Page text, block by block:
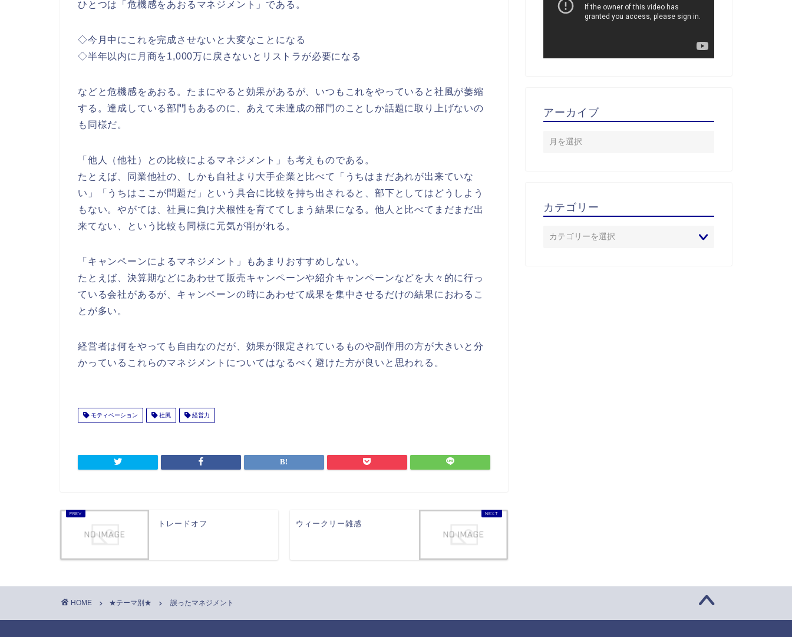
ひとつは「危機感をあおるマネジメント」である。
◇今月中にこれを完成させないと大変なことになる
◇半年以内に月商を1,000万に戻さないとリストラが必要になる
などと危機感をあおる。たまにやると効果があるが、いつもこれをやっていると社風が萎縮
する。達成している部門もあるのに、あえて未達成の部門のことしか話題に取り上げないの
も同様だ。
「他人（他社）との比較によるマネジメント」も考えものである。
たとえば、同業他社の、しかも自社より大手企業と比べて「うちはまだあれが出来ていな
い」「うちはここが問題だ」という具合に比較を持ち出されると、部下としてはどうしよう
もない。やがては、社員に負け犬根性を育ててしまう結果になる。他人と比べてまだまだ出
来てない、という比較も同様に元気が削がれる。
「キャンペーンによるマネジメント」もあまりおすすめしない。
たとえば、決算期などにあわせて販売キャンペーンや紹介キャンペーンなどを大々的に行っ
ている会社があるが、キャンペーンの時にあわせて成果を集中させるだけの結果におわるこ
とが多い。
経営者は何をやっても自由なのだが、効果が限定されているものや副作用の方が大きいと分
かっているこれらのマネジメントについてはなるべく避けた方が良いと思われる。
モティベーション 社風 経営力
トレードオフ ウィークリー雑感
アーカイブ
カテゴリー
HOME ★テーマ別★ 誤ったマネジメント